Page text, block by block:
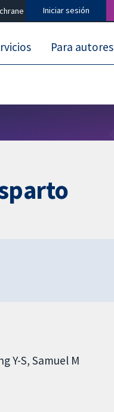
Iniciar sesión
Para autores
Y-S Samuel M